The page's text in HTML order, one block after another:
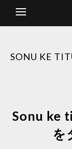
SONU KE
Sonu ke
を